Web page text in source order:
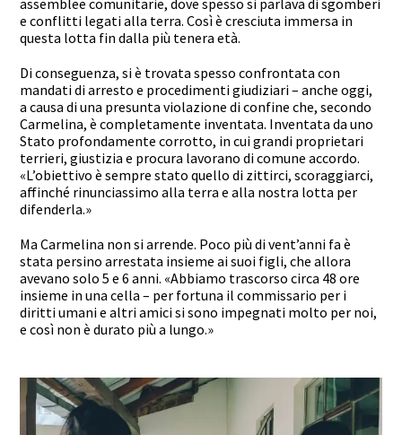
e conflitti legati alla terra. Così è cresciuta immersa in
questa lotta fin dalla più tenera età.
Di conseguenza, si è trovata spesso confrontata con
mandati di arresto e procedimenti giudiziari – anche oggi,
a causa di una presunta violazione di confine che, secondo
Carmelina, è completamente inventata. Inventata da uno
Stato profondamente corrotto, in cui grandi proprietari
terrieri, giustizia e procura lavorano di comune accordo.
«L’obiettivo è sempre stato quello di zittirci, scoraggiarci,
affinché rinunciassimo alla terra e alla nostra lotta per
difenderla.»
Ma Carmelina non si arrende. Poco più di vent’anni fa è
stata persino arrestata insieme ai suoi figli, che allora
avevano solo 5 e 6 anni. «Abbiamo trascorso circa 48 ore
insieme in una cella – per fortuna il commissario per i
diritti umani e altri amici si sono impegnati molto per noi,
e così non è durato più a lungo.»